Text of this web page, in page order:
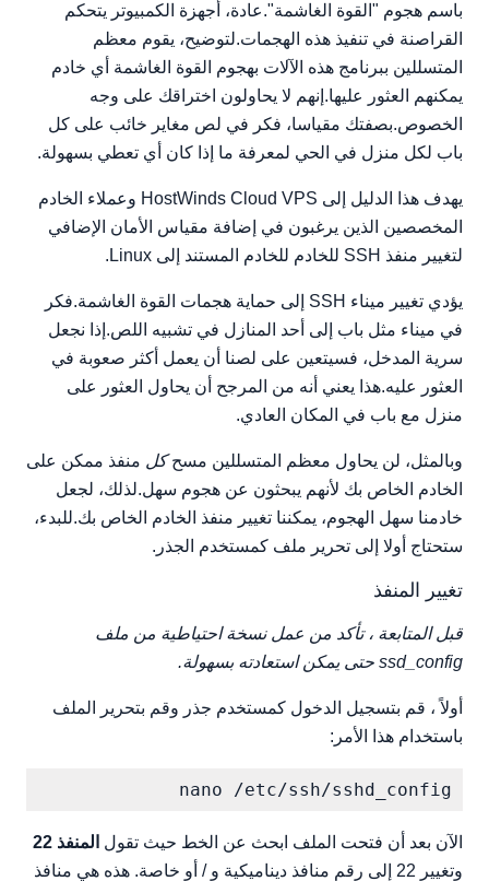
باسم هجوم "القوة الغاشمة".عادة، أجهزة الكمبيوتر يتحكم
القراصنة في تنفيذ هذه الهجمات.لتوضيح، يقوم معظم
المتسللين ببرنامج هذه الآلات بهجوم القوة الغاشمة أي خادم
يمكنهم العثور عليها.إنهم لا يحاولون اختراقك على وجه
الخصوص.بصفتك مقياسا، فكر في لص مغاير خائب على كل
باب لكل منزل في الحي لمعرفة ما إذا كان أي تعطي بسهولة.
يهدف هذا الدليل إلى HostWinds Cloud VPS وعملاء الخادم
المخصصين الذين يرغبون في إضافة مقياس الأمان الإضافي
لتغيير منفذ SSH للخادم للخادم المستند إلى Linux.
يؤدي تغيير ميناء SSH إلى حماية هجمات القوة الغاشمة.فكر
في ميناء مثل باب إلى أحد المنازل في تشبيه اللص.إذا نجعل
سرية المدخل، فسيتعين على لصنا أن يعمل أكثر صعوبة في
العثور عليه.هذا يعني أنه من المرجح أن يحاول العثور على
منزل مع باب في المكان العادي.
وبالمثل، لن يحاول معظم المتسللين مسحكل منفذ ممكن على
الخادم الخاص بك لأنهم يبحثون عن هجوم سهل.لذلك، لجعل
خادمنا سهل الهجوم، يمكننا تغيير منفذ الخادم الخاص بك.للبدء،
ستحتاج أولا إلى تحرير ملف كمستخدم الجذر.
تغيير المنفذ
قبل المتابعة ، تأكد من عمل نسخة احتياطية من ملف
ssd_config حتى يمكن استعادته بسهولة.
أولاً ، قم بتسجيل الدخول كمستخدم جذر وقم بتحرير الملف
باستخدام هذا الأمر:
nano /etc/ssh/sshd_config
الآن بعد أن فتحت الملف ابحث عن الخط حيث تقول المنفذ 22
وتغيير 22 إلى رقم منافذ ديناميكية و / أو خاصة. هذه هي منافذ